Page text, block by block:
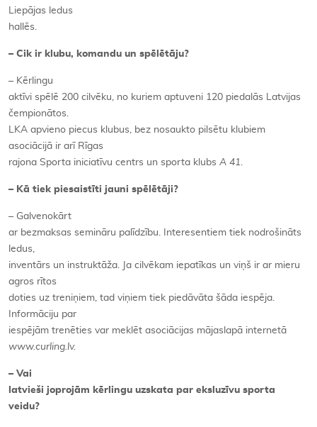
Liepājas ledus
hallēs.
– Cik ir klubu, komandu un spēlētāju?
– Kērlingu
aktīvi spēlē 200 cilvēku, no kuriem aptuveni 120 piedalās Latvijas
čempionātos.
LKA apvieno piecus klubus, bez nosaukto pilsētu klubiem
asociācijā ir arī Rīgas
rajona Sporta iniciatīvu centrs un sporta klubs A 41
– Kā tiek piesaistīti jauni spēlētāji?
– Galvenokārt
ar bezmaksas semināru palīdzību. Interesentiem tiek nodrošināts
ledus,
inventārs un instruktāža. Ja cilvēkam iepatīkas un viņš ir ar mieru
agros rītos
doties uz treniņiem, tad viņiem tiek piedāvāta šāda iespēja.
Informāciju par
iespējām trenēties var meklēt asociācijas mājaslapā internetā
www.curling.lv.
– Vai
latvieši joprojām kērlingu uzskata par eksluzīvu sporta
veidu?